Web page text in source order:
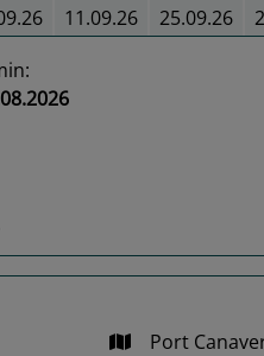
11.09.26 25.09.26
Port